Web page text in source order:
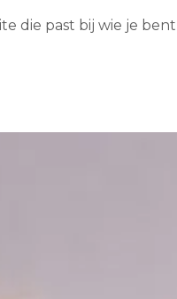
die past bij wie je